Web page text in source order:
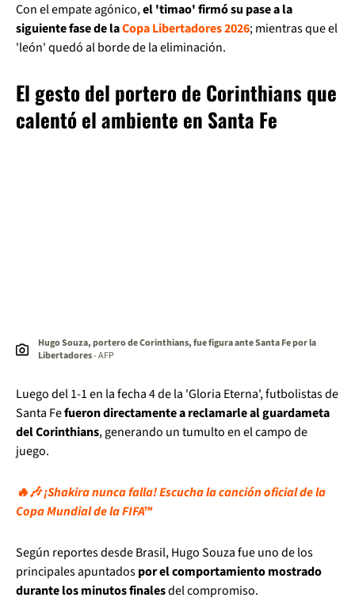
Con el empate agónico,el 'timao' firmó su pase a la
siguiente fase de laCopa Libertadores 2026; mientras que el
'león' quedó al borde de la eliminación.
El gesto del portero de Corinthians que
calentó el ambiente en Santa Fe
Hugo Souza, portero de Corinthians, fue figura ante Santa Fe por la
Libertadores- AFP
Luego del 1-1 en la fecha 4 de la 'Gloria Eterna', futbolistas de
Santa Fefueron directamente a reclamarle al guardameta
del Corinthians, generando un tumulto en el campo de
juego.
🔥🎶 ¡Shakira nunca falla! Escucha la canción oficial de la
Copa Mundial de la FIFA™
Según reportes desde Brasil, Hugo Souza fue uno de los
principales apuntadospor el comportamiento mostrado
durante los minutos finalesdel compromiso.